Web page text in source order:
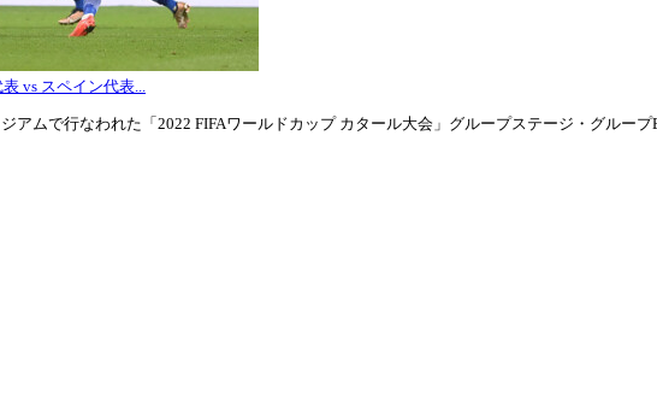
vs スペイン代表...
アムで行なわれた「2022 FIFAワールドカップ カタール大会」グループステージ・グループ